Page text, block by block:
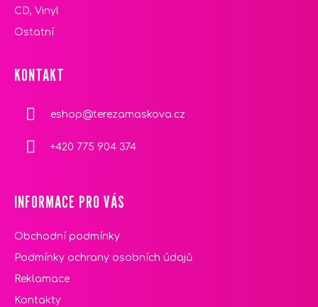
CD, Vinyl
Ostatní
KONTAKT
eshop@terezamaskova.cz
+420 775 904 374
INFORMACE PRO VÁS
Obchodní podmínky
Podmínky ochrany osobních údajů
Reklamace
Kontakty